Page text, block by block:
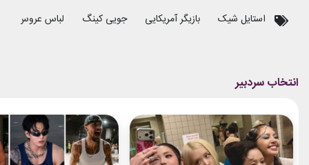
استایل شیک بازیگر آمریکایی جویی کینگ لباس عروس